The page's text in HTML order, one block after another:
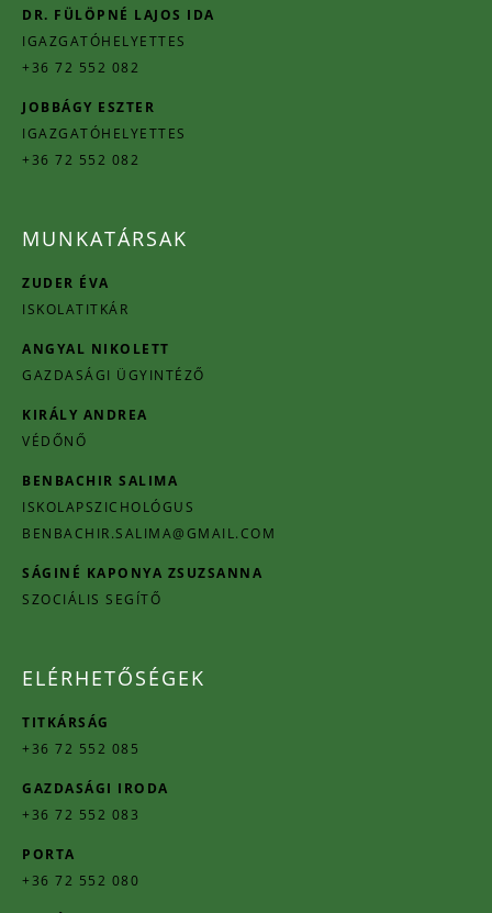
DR. FÜLÖPNÉ LAJOS IDA
IGAZGATÓHELYETTES
+36 72 552 082
JOBBÁGY ESZTER
IGAZGATÓHELYETTES
+36 72 552 082
MUNKATÁRSAK
ZUDER ÉVA
ISKOLATITKÁR
ANGYAL NIKOLETT
GAZDASÁGI ÜGYINTÉZŐ
KIRÁLY ANDREA
VÉDŐNŐ
BENBACHIR SALIMA
ISKOLAPSZICHOLÓGUS
BENBACHIR.SALIMA@GMAIL.COM
SÁGINÉ KAPONYA ZSUZSANNA
SZOCIÁLIS SEGÍTŐ
ELÉRHETŐSÉGEK
TITKÁRSÁG
+36 72 552 085
GAZDASÁGI IRODA
+36 72 552 083
PORTA
+36 72 552 080